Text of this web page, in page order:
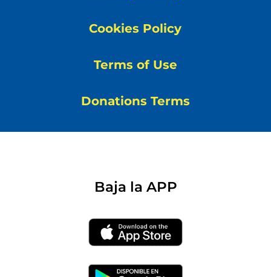
Cookies Policy
Terms of Use
Donations Terms
Baja la APP